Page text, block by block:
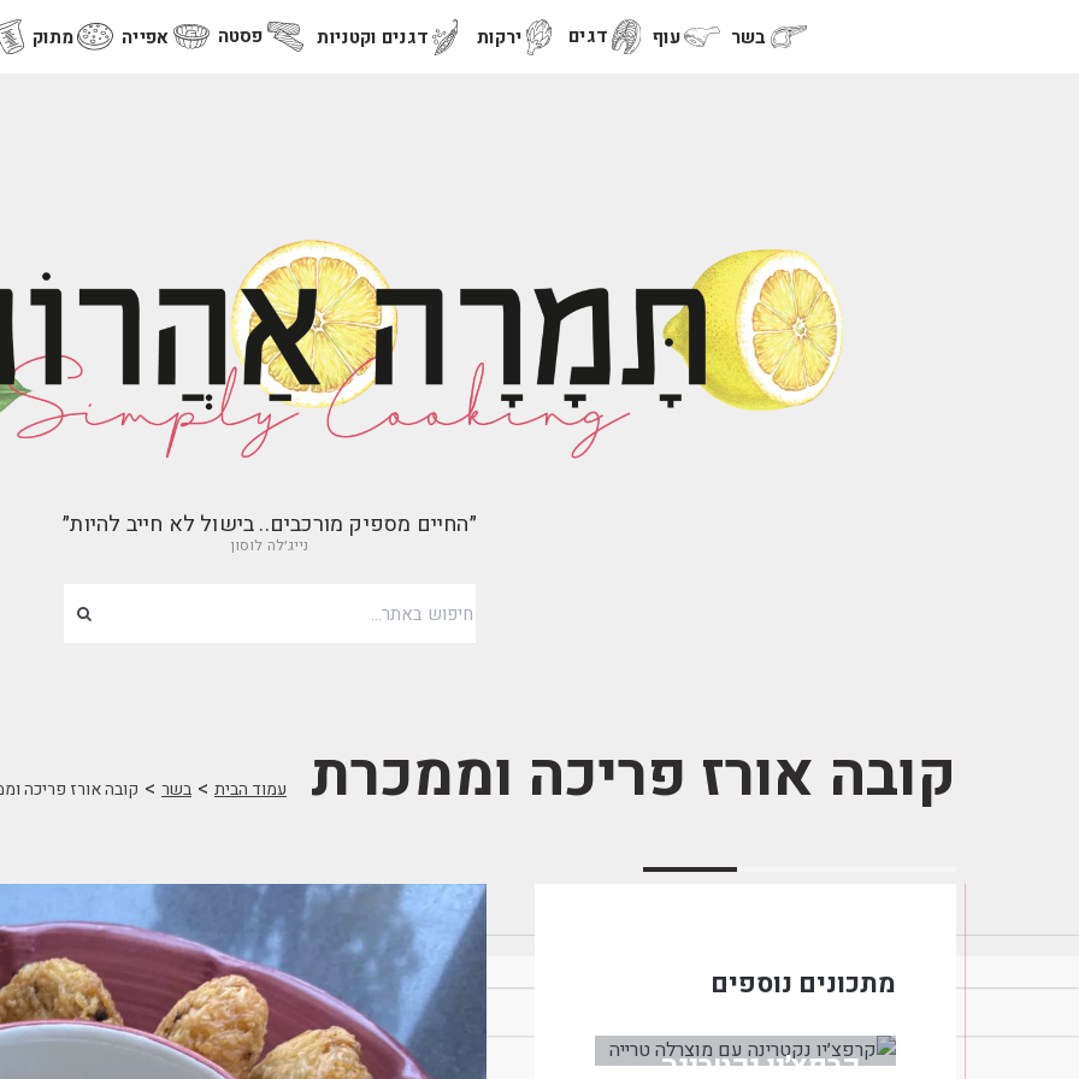
בשר עוף דגים ירקות דגנים וקטניות פסטה אפייה מתוק
״החיים מספיק מורכבים.. בישול לא חייב להיות״
נייג׳לה לוסון
קובה אורז פריכה וממכרת עמוד הבית > בשר > קובה אורז פריכה
מתכונים נוספים
קרפצ׳יו נקטרינה